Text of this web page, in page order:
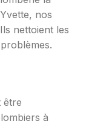
nos
nettoient les
être
à